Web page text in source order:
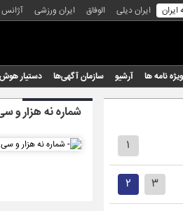
ایران ایران دیلی الوفاق ایران ورزشی
نامه ها آرشیو سازمان آگهی‌ها دستیار
۱
۲ ۳
شماره نه هزار و